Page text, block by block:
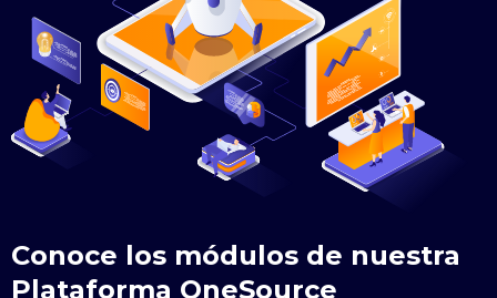
Conoce los módulos de nuestra
Plataforma OneSource